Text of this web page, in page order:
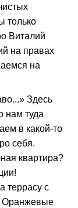
только
Виталий
на правах
на
Здесь
нам туда
в какой-то
себя.
квартира?
террасу с
Оранжевые